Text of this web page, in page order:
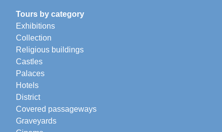
Tours by category
Exhibitions
Collection
Religious buildings
Castles
Palaces
Hotels
District
Covered passageways
Graveyards